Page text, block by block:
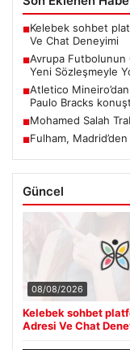
■Kelebek sohbet
Ve Chat Deneyimi
■Avrupa Futbolunun
Yeni Sözleşmeyle
■Atletico
Paulo Bracks
■Mohamed Salah
■Fulham,
Güncel
08/08/2026
Kelebek sohbet
Adresi Ve Chat